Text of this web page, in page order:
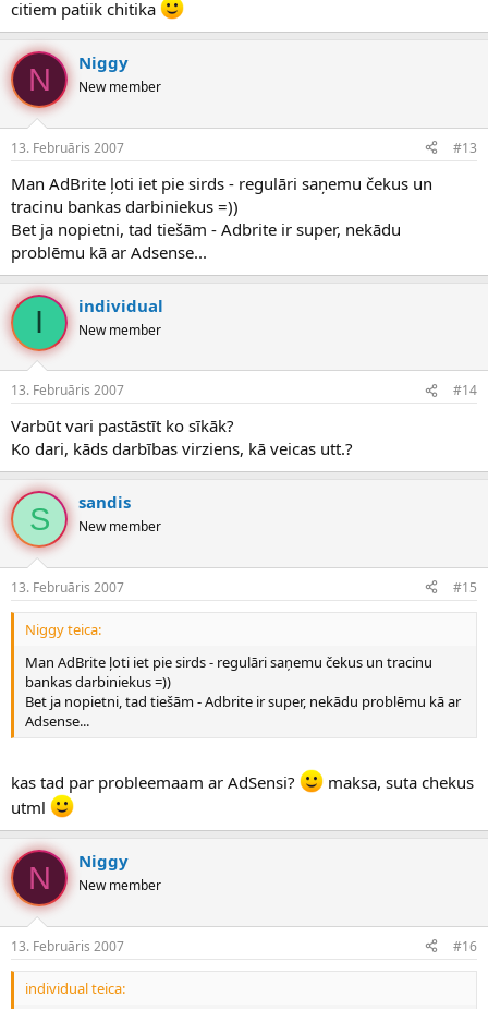
citiem patiik chitika
N Niggy
New member
13. Februāris 2007 #13
Man AdBrite ļoti iet pie sirds - regulāri saņemu čekus un
tracinu bankas darbiniekus =))
Bet ja nopietni, tad tiešām - Adbrite ir super, nekādu
problēmu kā ar Adsense...
I individual
New member
13. Februāris 2007 #14
Varbūt vari pastāstīt ko sīkāk?
Ko dari, kāds darbības virziens, kā veicas utt.?
S sandis
New member
13. Februāris 2007 #15
Niggy teica:
Man AdBrite ļoti iet pie sirds - regulāri saņemu čekus un tracinu
bankas darbiniekus =))
Bet ja nopietni, tad tiešām - Adbrite ir super, nekādu problēmu kā ar
Adsense...
kas tad par probleemaam ar AdSensi?
maksa, suta chekus
utml
N Niggy
New member
13. Februāris 2007 #16
individual teica: